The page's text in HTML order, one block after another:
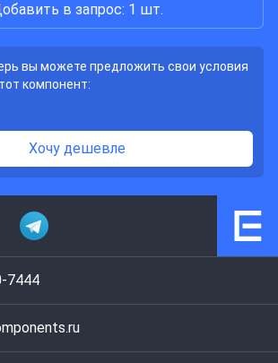
в запрос: 1 шт.
вы можете предложить свои условия
компонент:
Хочу дешевле
7444